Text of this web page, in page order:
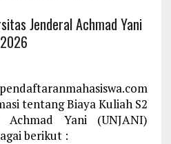
Jenderal Achmad Yani
tentang Biaya Kuliah S2
Achmad Yani (UNJANI)
berikut :